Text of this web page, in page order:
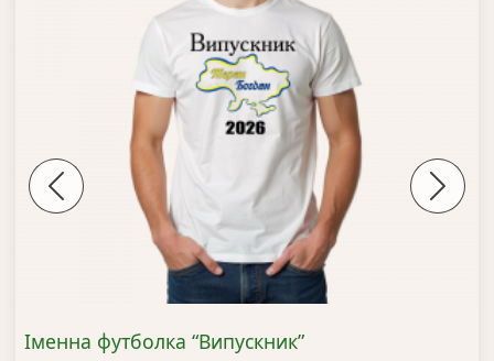
Previous
Іменна футболка “Випускник”
Next